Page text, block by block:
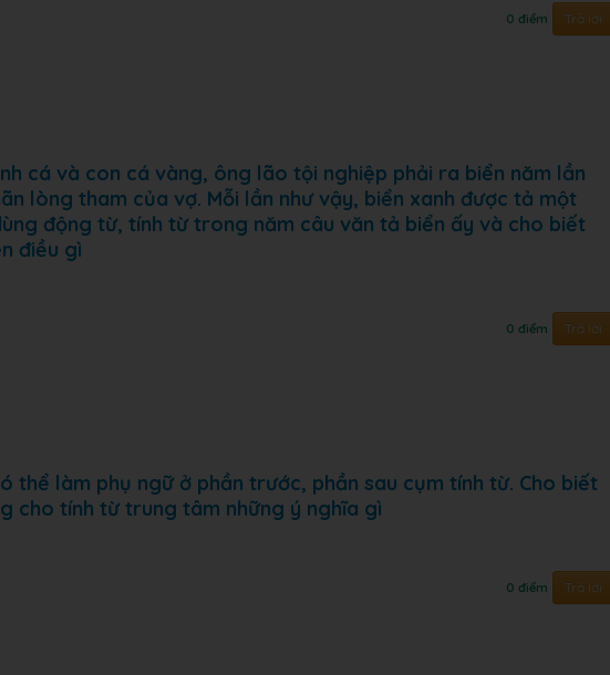
0 điểm Trả lời
cá và con cá vàng, ông lão tội nghiệp phải ra biển năm lần
lòng tham của vợ. Mỗi lần như vậy, biển xanh được tả một
động từ, tính từ trong năm câu văn tả biển ấy và cho biết
điều gì
0 điểm Trả lời
thể làm phụ ngữ ở phần trước, phần sau cụm tính từ. Cho biết
cho tính từ trung tâm những ý nghĩa gì
0 điểm Trả lời